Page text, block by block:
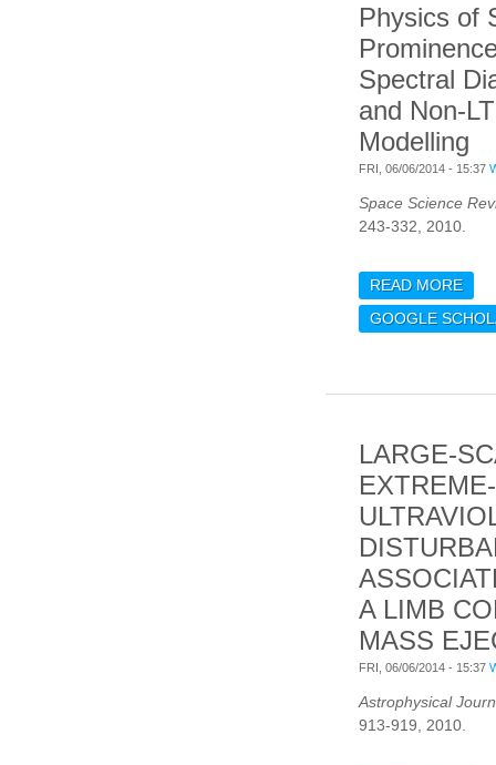
Physics of
Spectral
and Non-
Modelling
FRI, 06/06/2014 - 15:37
Space Science
243-332, 2010.
READ MORE
GOOGLE
LARGE-
EXTREME-
A LIMB
MASS
FRI, 06/06/2014 - 15:37
Astrophysical
913-919, 2010.